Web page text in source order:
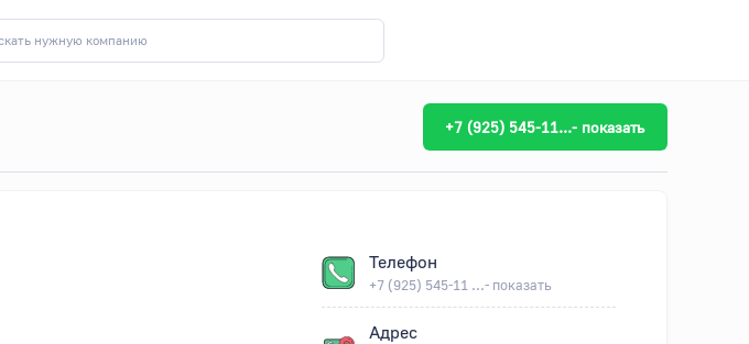
+7 (925) 545-11...- показать
Телефон
+7 (925) 545-11 ...- показать
Адрес